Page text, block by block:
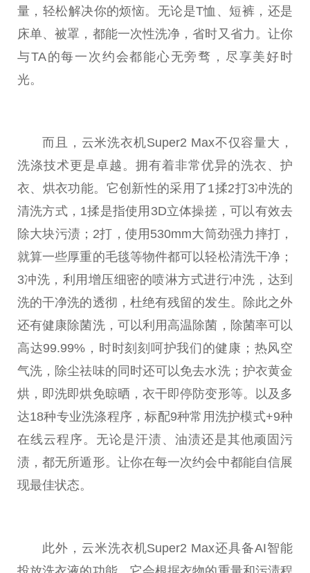
量，轻松解决你的烦恼。无论是T恤、短裤，还是
床单、被罩，都能一次性洗净，省时又省力。让你
与TA的每一次约会都能心无旁骛，尽享美好时
光。
而且，云米洗衣机Super2 Max不仅容量大，
洗涤技术更是卓越。拥有着非常优异的洗衣、护
衣、烘衣功能。它创新性的采用了1揉2打3冲洗的
清洗方式，1揉是指使用3D立体操搓，可以有效去
除大块污渍；2打，使用530mm大筒劲强力摔打，
就算一些厚重的毛毯等物件都可以轻松清洗干净；
3冲洗，利用增压细密的喷淋方式进行冲洗，达到
洗的干净洗的透彻，杜绝有残留的发生。除此之外
还有健康除菌洗，可以利用高温除菌，除菌率可以
高达99.99%，时时刻刻呵护我们的健康；热风空
气洗，除尘祛味的同时还可以免去水洗；护衣黄金
烘，即洗即烘免晾晒，衣干即停防变形等。以及多
达18种专业洗涤程序，标配9种常用洗护模式+9种
在线云程序。无论是汗渍、油渍还是其他顽固污
渍，都无所遁形。让你在每一次约会中都能自信展
现最佳状态。
此外，云米洗衣机Super2 Max还具备AI智能